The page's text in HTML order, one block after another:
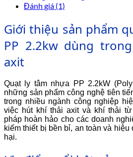
Đánh giá (1)
Giới thiệu sản phẩm
PP 2.2kw dùng
axit
Quạt ly tâm nhựa PP 2.2kW
những sản phẩm công nghệ tiên
trong nhiều ngành công nghiệp
việc hút khí thải axit và khí thải
pháp hoàn hảo cho các doanh
kiếm thiết bị bền bỉ, an toàn và
hại.